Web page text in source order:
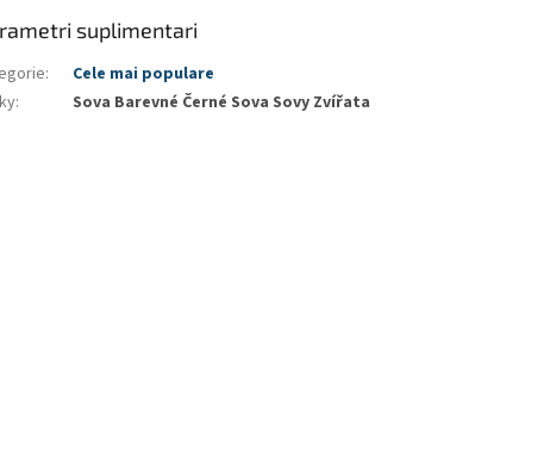
suplimentari
:
Cele mai populare
: Sova Barevné Černé Sova Sovy Zvířata